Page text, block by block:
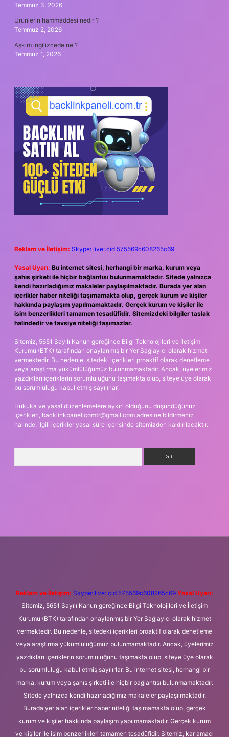
Temmuz 3, 2026
Ürünlerin hammaddesi nedir ?
Temmuz 2, 2026
Aşkım ingilizcede ne ?
Temmuz 1, 2026
Reklam ve İletişim: Skype: live:.cid.575569c608265c69
Yasal Uyarı: Bu internet sitesi, herhangi bir marka, kurum veya
şahıs şirketi ile hiçbir bağlantısı bulunmamaktadır. Sitede yalnızca
kendi hazırladığımız makaleler paylaşılmaktadır. Burada yer alan
içerikler haber niteliği taşımamakta olup, gerçek kurum ve kişiler
hakkında paylaşım yapılmamaktadır. Gerçek kurum ve kişiler ile
isim benzerlikleri tamamen tesadüfidir. Sitemizdeki bilgiler taslak
halindedir ve tavsiye niteliği taşımazlar.
Sitemiz, 5651 Sayılı Kanun gereğince Bilgi Teknolojileri ve İletişim
Kurumu (BTK) tarafından onaylanmış bir Yer Sağlayıcı olarak hizmet
vermektedir. Bu nedenle, sitedeki içerikleri proaktif olarak denetleme
veya araştırma yükümlülüğümüz bulunmamaktadır. Ancak, üyelerimiz
yazdıkları içeriklerin sorumluluğunu taşımakta olup, siteye üye olarak
bu sorumluluğu kabul etmiş sayılırlar.
Hukuka ve yasal düzenlemelere aykırı olduğunu düşündüğünüz
içerikleri, backlinkpanelicomtr@gmail.com adresine bildirmeniz
halinde, ilgili içerikler yasal süre içerisinde sitemizden kaldırılacaktır.
Reklam ve İletişim: Skype: live:.cid.575569c608265c69 Yasal Uyarı:
Sitemiz, 5651 Sayılı Kanun gereğince Bilgi Teknolojileri ve İletişim
Kurumu (BTK) tarafından onaylanmış bir Yer Sağlayıcı olarak hizmet
vermektedir. Bu nedenle, sitedeki içerikleri proaktif olarak denetleme
veya araştırma yükümlülüğümüz bulunmamaktadır. Ancak, üyelerimiz
yazdıkları içeriklerin sorumluluğunu taşımakta olup, siteye üye olarak
bu sorumluluğu kabul etmiş sayılırlar. Bu internet sitesi, herhangi bir
marka, kurum veya şahıs şirketi ile hiçbir bağlantısı bulunmamaktadır.
Sitede yalnızca kendi hazırladığımız makaleler paylaşılmaktadır.
Burada yer alan içerikler haber niteliği taşımamakta olup, gerçek
kurum ve kişiler hakkında paylaşım yapılmamaktadır. Gerçek kurum
ve kişiler ile isim benzerlikleri tamamen tesadüfidir. Sitemiz, kar amacı